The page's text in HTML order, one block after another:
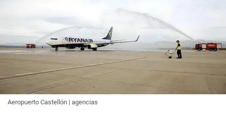
Aeropuerto Castellón | agencias